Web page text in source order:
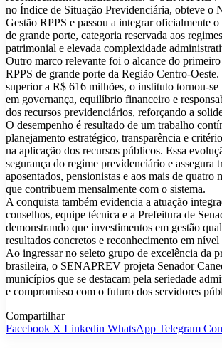
no Índice de Situação Previdenciária, obteve o
Gestão RPPS e passou a integrar oficialmente
de grande porte, categoria reservada aos
patrimonial e elevada complexidade
Outro marco relevante foi o alcance do
RPPS de grande porte da Região Centro-
superior a R$ 616 milhões, o instituto tornou-se
em governança, equilíbrio financeiro e
dos recursos previdenciários, reforçando a
O desempenho é resultado de um trabalho
planejamento estratégico, transparência e
na aplicação dos recursos públicos. Essa
segurança do regime previdenciário e assegura
aposentados, pensionistas e aos mais de quatro
que contribuem mensalmente com o sistema.
A conquista também evidencia a atuação
conselhos, equipe técnica e a Prefeitura de
demonstrando que investimentos em gestão
resultados concretos e reconhecimento em
Ao ingressar no seleto grupo de excelência da
brasileira, o SENAPREV projeta Senador
municípios que se destacam pela seriedade
e compromisso com o futuro dos servidores
Compartilhar
Facebook X Linkedin WhatsApp Telegram